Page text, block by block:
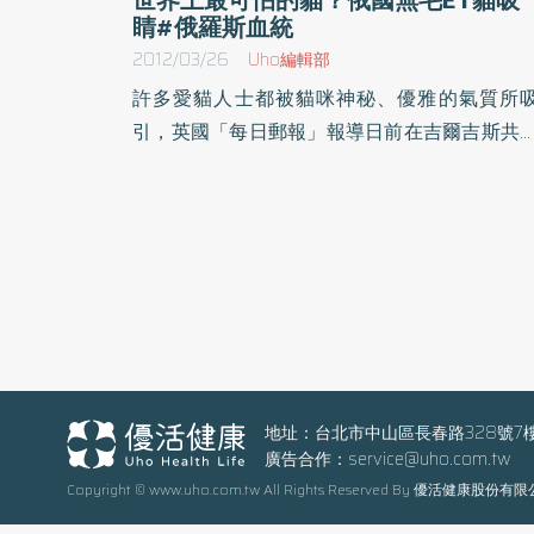
睛#俄羅斯血統
2012/03/26 Uho編輯部
許多愛貓人士都被貓咪神秘、優雅的氣質所
引，英國「每日郵報」報導日前在吉爾吉斯共和
出現在俄羅斯的羅斯托夫唐，國家教學研究所
授埃萊娜Kovaleva無意間領養了這隻無毛貓，
到長大後才發現這是一隻品種罕有的唐斯芬克斯
貓，不僅身上沒有毛，大大的眼睛及皺皺的皮
地址：台北市中山區長春路328號7
廣告合作： service@uho.com.tw
Copyright © www.uho.com.tw All Rights Reserved By 優活健康股份有限